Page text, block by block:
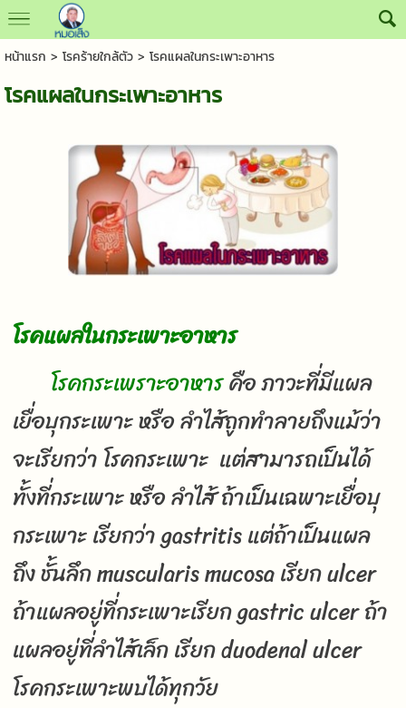
หน้าแรก > โรคร้ายใกล้ตัว> โรคแผลในกระเพาะอาหาร
โรคแผลในกระเพาะอาหาร
โรคแผลในกระเพาะอาหาร
โรคกระเพราะอาหารคือ ภาวะที่มีแผล
เยื่อบุกระเพาะ หรือ ลำไส้ถูกทำลายถึงแม้ว่า
จะเรียกว่า โรคกระเพาะ แต่สามารถเป็นได้
ทั้งที่กระเพาะ หรือ ลำไส้ ถ้าเป็นเฉพาะเยื่อบุ
กระเพาะ เรียกว่า gastritis แต่ถ้าเป็นแผล
ถึง ชั้นลึก muscularis mucosa เรียก ulcer
ถ้าแผลอยู่ที่กระเพาะเรียก gastric ulcer ถ้า
แผลอยู่ที่ลำไส้เล็ก เรียก duodenal ulcer
โรคกระเพาะพบได้ทุกวัย